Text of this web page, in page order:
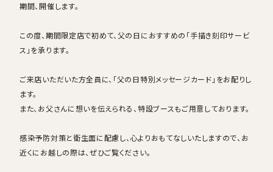
期間、開催します。
この度、期間限定店で初めて、父の日におすすめの「手描き刻印サービ
ス」を承ります。
ご来店いただいた方全員に、「父の日特別メッセージカード」をお配りし
ます。
また、お父さんに想いを伝えられる、特設ブースもご用意しております。
感染予防対策と衛生面に配慮し、心よりおもてなしいたしますので、お
近くにお越しの際は、ぜひご覧ください。